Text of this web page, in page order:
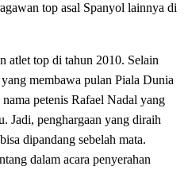
top asal Spanyol lainnya di
atlet top di tahun 2010. Selain
membawa pulan Piala Dunia
petenis Rafael Nadal yang
Jadi, penghargaan yang diraih
dipandang sebelah mata.
dalam acara penyerahan